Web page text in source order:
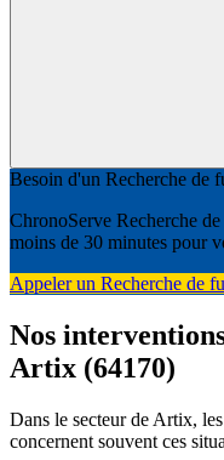
Besoin d'un Recherche de
ChronoServe Recherche
moins de 30 minutes pour
Appeler un Recherche de
Nos
Artix (64170)
Dans le secteur de Artix,
concernent souvent ces